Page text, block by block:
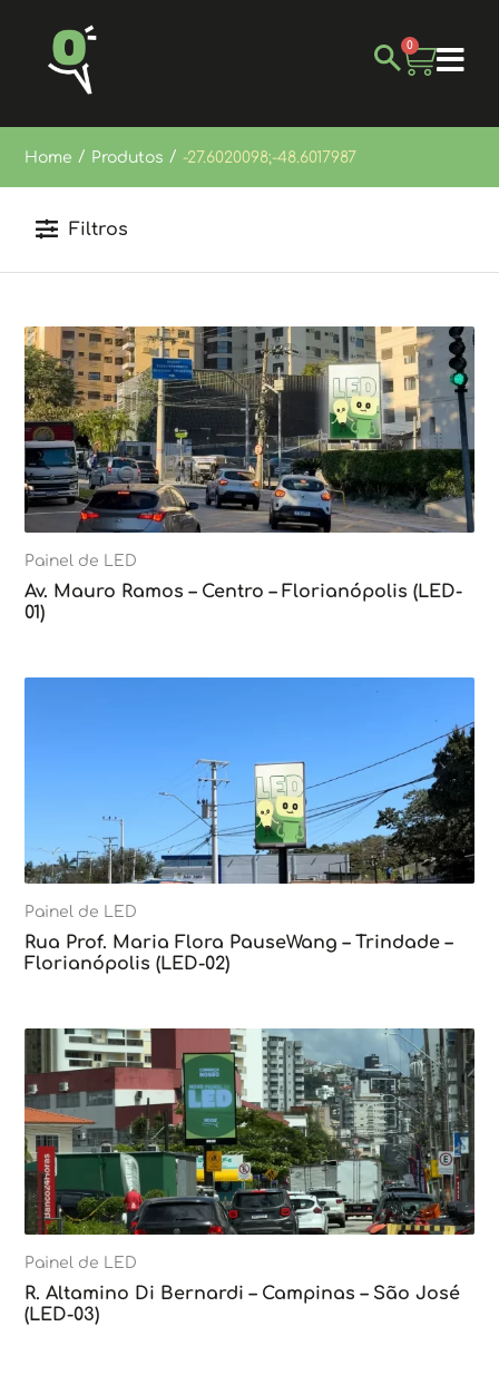
0
Home / Produtos / -27.6020098;-48.6017987
Filtros
Painel de LED
Av. Mauro Ramos – Centro – Florianópolis (LED-
01)
Painel de LED
Rua Prof. Maria Flora PauseWang – Trindade –
Florianópolis (LED-02)
Painel de LED
R. Altamino Di Bernardi – Campinas – São José
(LED-03)